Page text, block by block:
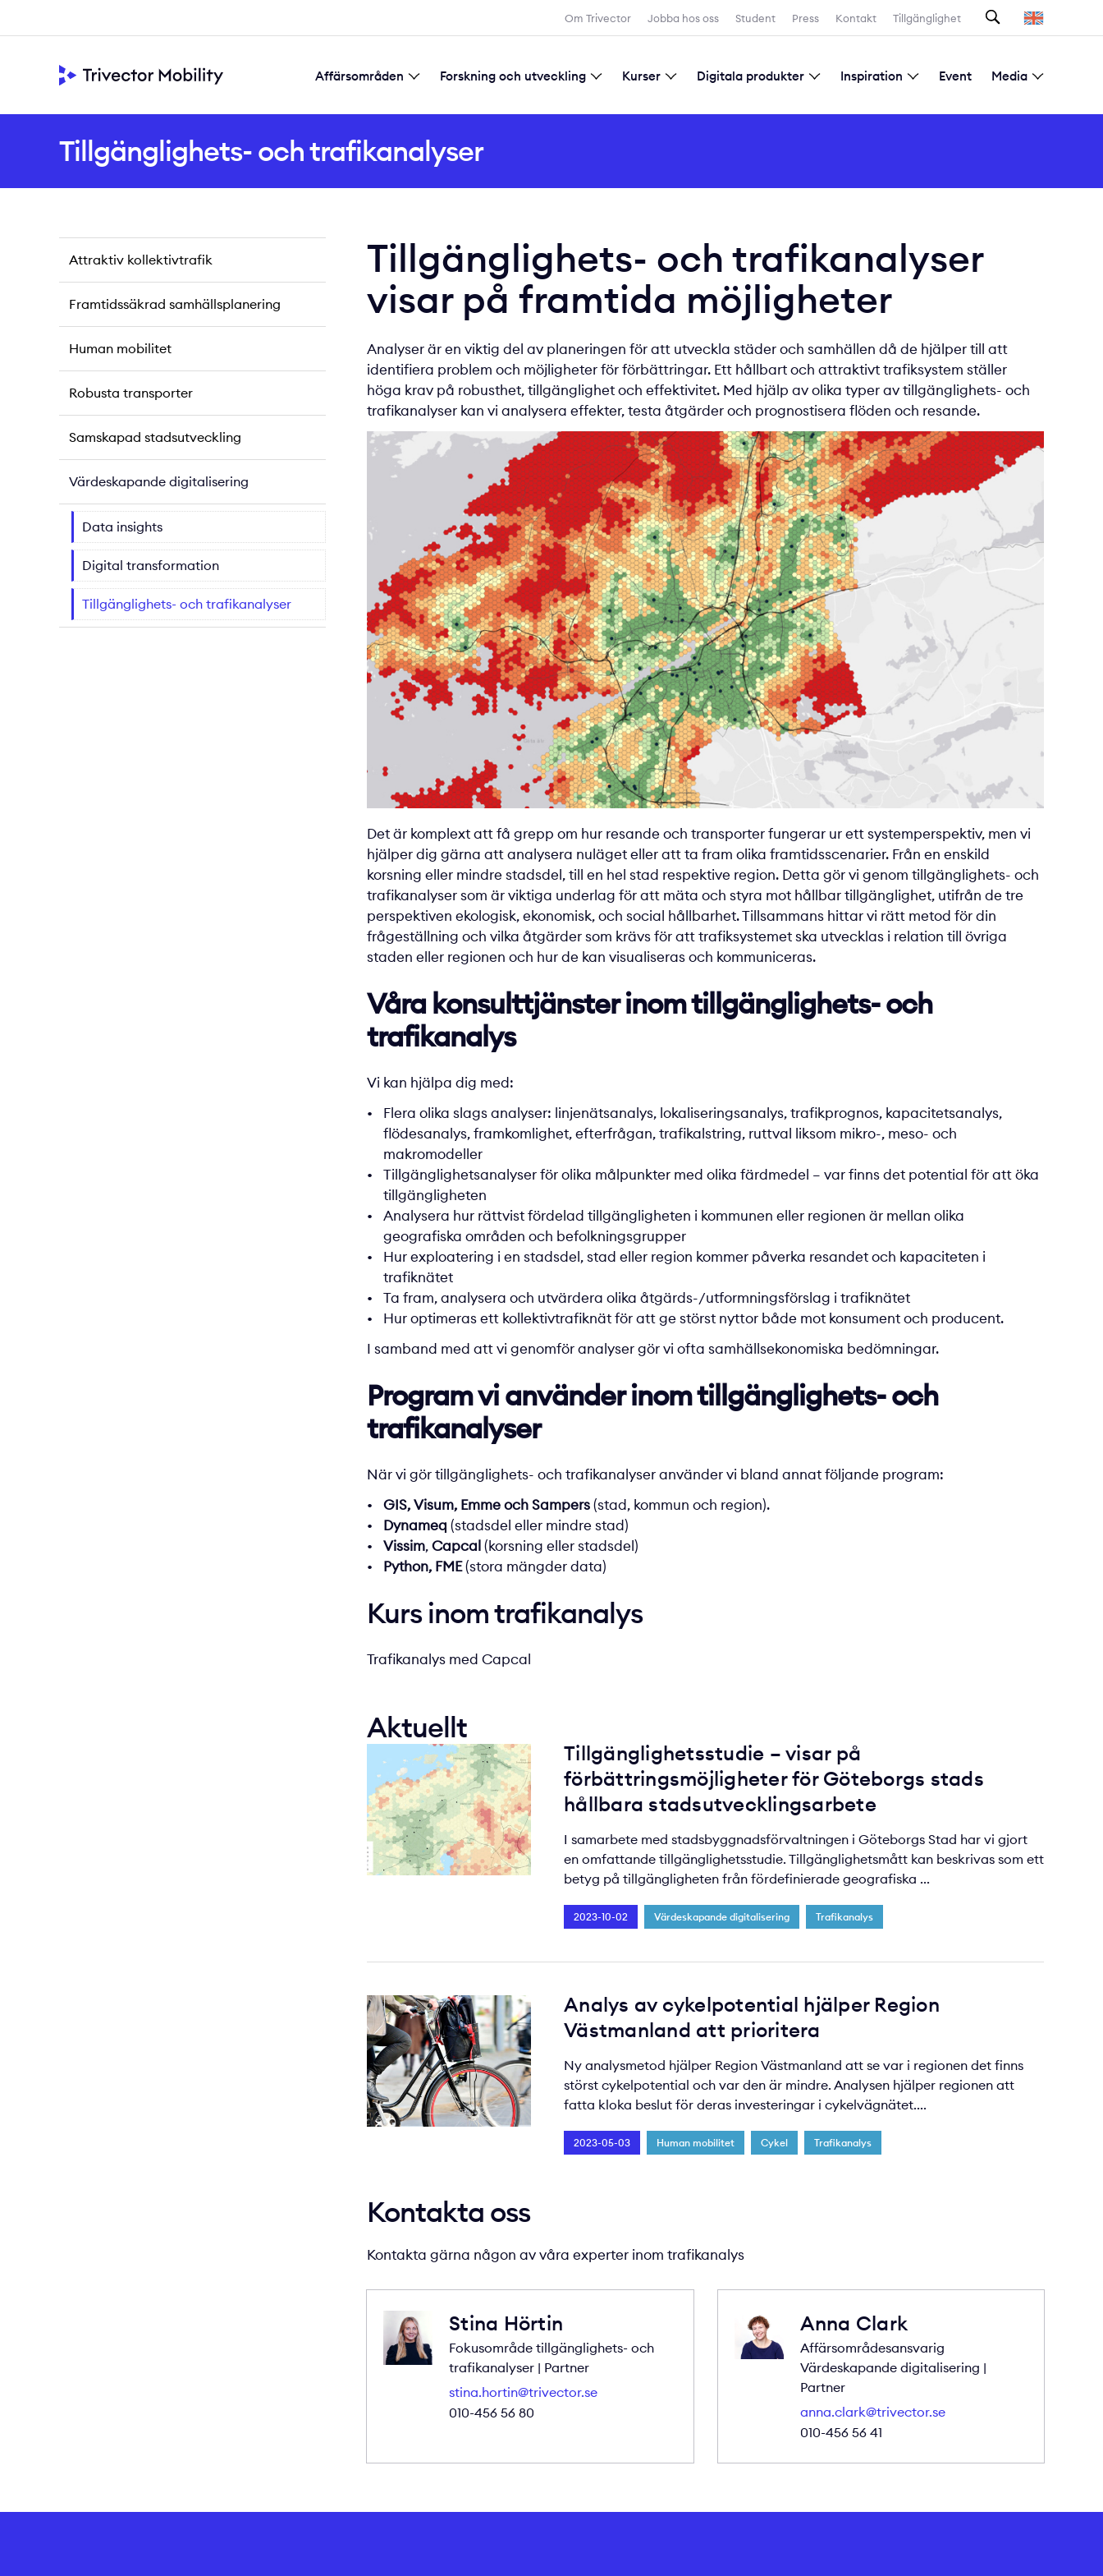
Om Trivector Jobba hos oss Student Press Kontakt Tillgänglighet
Affärsområden Forskning och utveckling Kurser Digitala produkter Inspiration Event Media
Tillgänglighets- och trafikanalyser
Attraktiv kollektivtrafik
Framtidssäkrad samhällsplanering
Human mobilitet
Robusta transporter
Samskapad stadsutveckling
Värdeskapande digitalisering
Data insights
Digital transformation
Tillgänglighets- och trafikanalyser
Tillgänglighets- och trafikanalyser
visar på framtida möjligheter
Analyser är en viktig del av planeringen för att utveckla städer och samhällen då de hjälper till att
identifiera problem och möjligheter för förbättringar. Ett hållbart och attraktivt trafiksystem ställer
höga krav på robusthet, tillgänglighet och effektivitet. Med hjälp av olika typer av tillgänglighets- och
trafikanalyser kan vi analysera effekter, testa åtgärder och prognostisera flöden och resande.
Det är komplext att få grepp om hur resande och transporter fungerar ur ett systemperspektiv, men vi
hjälper dig gärna att analysera nuläget eller att ta fram olika framtidsscenarier. Från en enskild
korsning eller mindre stadsdel, till en hel stad respektive region. Detta gör vi genom tillgänglighets- och
trafikanalyser som är viktiga underlag för att mäta och styra mot hållbar tillgänglighet, utifrån de tre
perspektiven ekologisk, ekonomisk, och social hållbarhet. Tillsammans hittar vi rätt metod för din
frågeställning och vilka åtgärder som krävs för att trafiksystemet ska utvecklas i relation till övriga
staden eller regionen och hur de kan visualiseras och kommuniceras.
Våra konsulttjänster inom tillgänglighets- och
trafikanalys
Vi kan hjälpa dig med:
Flera olika slags analyser: linjenätsanalys, lokaliseringsanalys, trafikprognos, kapacitetsanalys,
flödesanalys, framkomlighet, efterfrågan, trafikalstring, ruttval liksom mikro-, meso- och
makromodeller
Tillgänglighetsanalyser för olika målpunkter med olika färdmedel – var finns det potential för att öka
tillgängligheten
Analysera hur rättvist fördelad tillgängligheten i kommunen eller regionen är mellan olika
geografiska områden och befolkningsgrupper
Hur exploatering i en stadsdel, stad eller region kommer påverka resandet och kapaciteten i
trafiknätet
Ta fram, analysera och utvärdera olika åtgärds-/utformningsförslag i trafiknätet
Hur optimeras ett kollektivtrafiknät för att ge störst nyttor både mot konsument och producent.
I samband med att vi genomför analyser gör vi ofta samhällsekonomiska bedömningar.
Program vi använder inom tillgänglighets- och
trafikanalyser
När vi gör tillgänglighets- och trafikanalyser använder vi bland annat följande program:
GIS,Visum, Emme och Sampers(stad, kommun och region).
Dynameq (stadsdel eller mindre stad)
Vissim,Capcal(korsning eller stadsdel)
Python, FME(stora mängder data)
Kurs inom trafikanalys
Trafikanalys med Capcal
Aktuellt
Tillgänglighetsstudie – visar på
förbättringsmöjligheter för Göteborgs stads
hållbara stadsutvecklingsarbete
I samarbete med stadsbyggnadsförvaltningen i Göteborgs Stad har vi gjort
en omfattande tillgänglighetsstudie. Tillgänglighetsmått kan beskrivas som ett
betyg på tillgängligheten från fördefinierade geografiska ...
2023-10-02 Värdeskapande digitalisering Trafikanalys
Analys av cykelpotential hjälper Region
Västmanland att prioritera
Ny analysmetod hjälper Region Västmanland att se var i regionen det finns
störst cykelpotential och var den är mindre. Analysen hjälper regionen att
fatta kloka beslut för deras investeringar i cykelvägnätet....
2023-05-03 Human mobilitet Cykel Trafikanalys
Kontakta oss
Kontakta gärna någon av våra experter inom trafikanalys
Stina Hörtin
Fokusområde tillgänglighets- och
trafikanalyser | Partner
stina.hortin@trivector.se
010-456 56 80
Anna Clark
Affärsområdesansvarig
Värdeskapande digitalisering |
Partner
anna.clark@trivector.se
010-456 56 41